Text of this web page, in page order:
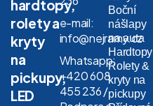
hardtopy,
rolety a
kryty
na
pickupy,
LED
e-mail:
info@nejramy.cz
Whatsapp:
+420 608
455 236 /
Boční
nášlapy
na auta
Hardtopy
Rolety &
kryty na
pickupy